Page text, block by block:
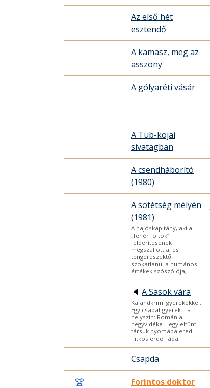
Az első hét
esztendő
A kamasz, meg az
asszony
A gólyaréti vásár
A Tüb-kojai
sivatagban
A csendháborító
(1980)
A sötétség mélyén
(1981)
A hajóskapitány, aki a
„fehér foltok”
felderítésének
megszállottja, és
tengerészektől
szokatlanül a humános
értékek szószólója,
🔈 A Sasok vára
Kalandkrimi gyerekekkel.
Egy csapat gyerek – a
helyszin: Románia
hegyvidéke – egy eltűnt
társuk nyomába ered.
Titkos erdei láda,
Csapda
🏆 Forintos doktor